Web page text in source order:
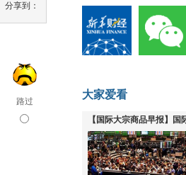
分享到：
路过
大家爱看
【国际大宗商品早报】
全线下跌